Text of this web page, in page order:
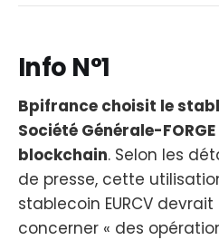
Info N°1
Bpifrance choisit le
Société Générale-
blockchain. Selon les
de presse, cette
stablecoin EURCV
concerner « des